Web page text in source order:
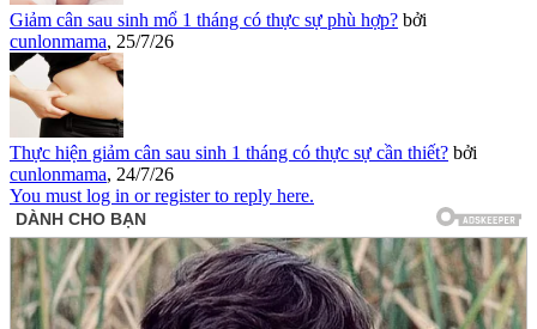
Giảm cân sau sinh mổ 1 tháng có thực sự phù hợp? bởi
cunlonmama, 25/7/26
Thực hiện giảm cân sau sinh 1 tháng có thực sự cần thiết? bởi
cunlonmama, 24/7/26
You must log in or register to reply here.